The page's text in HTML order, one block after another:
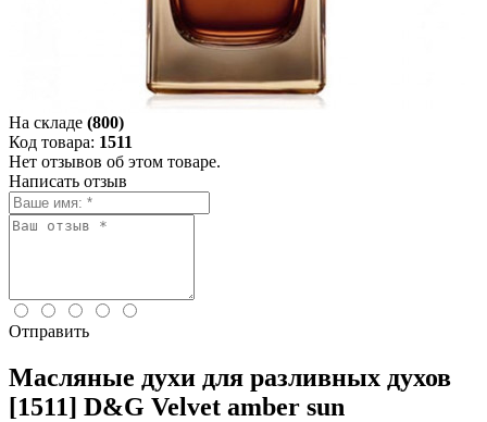
На складе (800)
Код товара: 1511
Нет отзывов об этом товаре.
Написать отзыв
Отправить
Масляные духи для разливных духов
[1511] D&G Velvet amber sun